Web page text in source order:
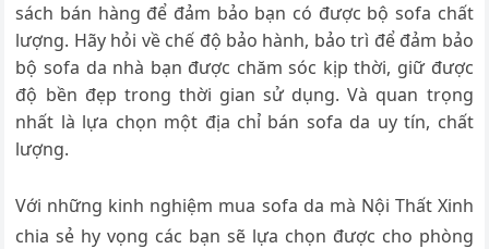
sách bán hàng để đảm bảo bạn có được bộ sofa chất
lượng. Hãy hỏi về chế độ bảo hành, bảo trì để đảm bảo
bộ sofa da nhà bạn được chăm sóc kịp thời, giữ được
độ bền đẹp trong thời gian sử dụng. Và quan trọng
nhất là lựa chọn một địa chỉ bán sofa da uy tín, chất
lượng.
Với những kinh nghiệm mua sofa da mà Nội Thất Xinh
chia sẻ hy vọng các bạn sẽ lựa chọn được cho phòng